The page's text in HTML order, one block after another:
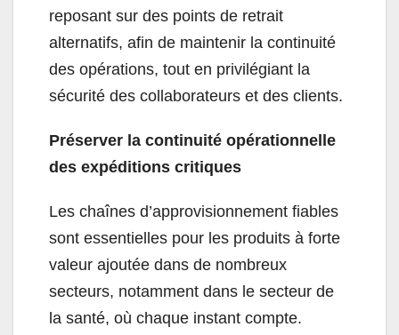
reposant sur des points de retrait
alternatifs, afin de maintenir la continuité
des opérations, tout en privilégiant la
sécurité des collaborateurs et des clients.
Préserver la continuité opérationnelle
des expéditions critiques
Les chaînes d’approvisionnement fiables
sont essentielles pour les produits à forte
valeur ajoutée dans de nombreux
secteurs, notamment dans le secteur de
la santé, où chaque instant compte.